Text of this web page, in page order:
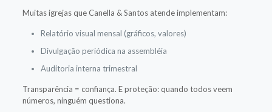
Muitas igrejas que Canella & Santos atende implementam:
Relatório visual mensal (gráficos, valores)
Divulgação periódica na assembléia
Auditoria interna trimestral
Transparência = confiança. E proteção: quando todos veem
números, ninguém questiona.